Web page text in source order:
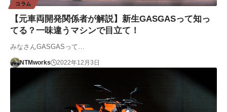
コラム
【元車両開発関係者が解説】新生GASGASって知っ
てる？一味違うマシンで目立て！
みなさんGASGASって…
NTMworks 2022年12月3日